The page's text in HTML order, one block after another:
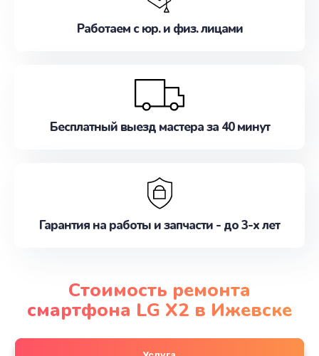
Работаем с юр. и физ. лицами
Бесплатный выезд мастера за 40 минут
Гарантия на работы и запчасти - до 3-х лет
Стоимость ремонта
смартфона LG X2 в Ижевске